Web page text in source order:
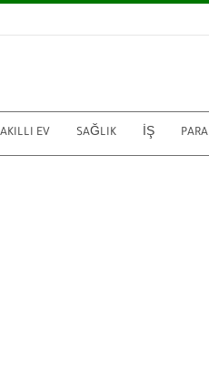
AKILLI EV SAĞLIK İŞ PARA